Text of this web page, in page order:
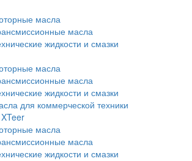
масла
масла
жидкости и смазки
масла
масла
жидкости и смазки
для коммерческой техники
масла
масла
жидкости и смазки